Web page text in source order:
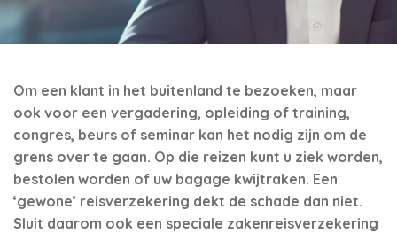
Om een klant in het buitenland te bezoeken, maar
ook voor een vergadering, opleiding of training,
congres, beurs of seminar kan het nodig zijn om de
grens over te gaan. Op die reizen kunt u ziek worden,
bestolen worden of uw bagage kwijtraken. Een
‘gewone’ reisverzekering dekt de schade dan niet.
Sluit daarom ook een speciale zakenreisverzekering